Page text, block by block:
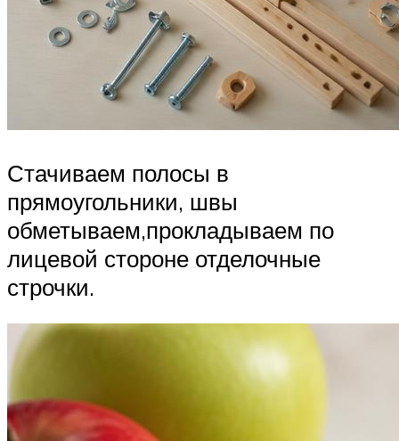
Стачиваем полосы в
прямоугольники, швы
обметываем,прокладываем по
лицевой стороне отделочные
строчки.